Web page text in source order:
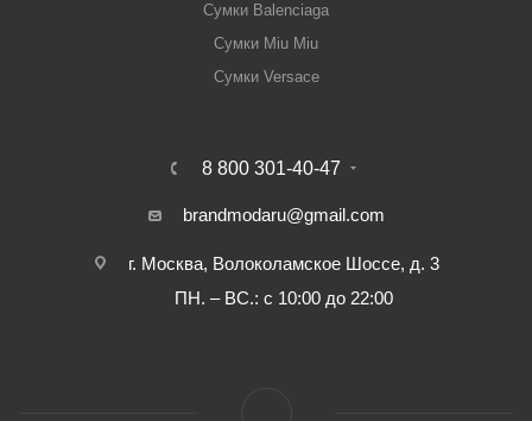
Сумки Balenciaga
Сумки Miu Miu
Сумки Versace
8 800 301-40-47
brandmodaru@gmail.com
г. Москва, Волоколамское Шоссе, д. 3
ПН. – ВС.: с 10:00 до 22:00